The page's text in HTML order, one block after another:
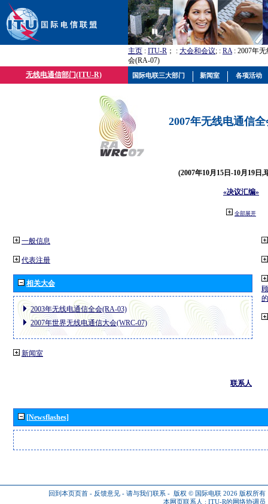
主页 : ITU-R ； : 大会和会议; : RA: 2007年
会(RA-07)
无线电通信部门(ITU-R)
2007年无线电通信
(2007年10月15日-10月19日,
«决议汇编»
全部展开
一般信息
代表注册
相关大会
2003年无线电通信全会(RA-03)
2007年世界无线电通信大会(WRC-07)
新闻室
联系人
[Newsflashes]
回到本页页首 - 反馈意见 - 请与我们联系 - 版权 © 国际电联 2026 版权所有
本网页联系人 : ITU-R的网络协调员
国际电联三大部门 新闻室 各项活动